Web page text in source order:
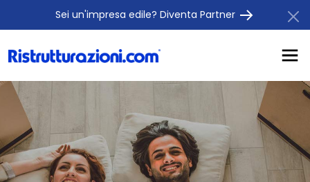
Sei un'impresa edile? Diventa Partner